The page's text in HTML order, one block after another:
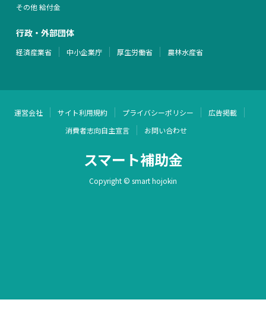
その他 給付金
行政・外部団体
経済産業省 中小企業庁 厚生労働省 農林水産省
運営会社 サイト利用規約 プライバシーポリシー
広告掲載
消費者志向自主宣言
お問い合わせ
スマート補助金
Copyright © smart hojokin